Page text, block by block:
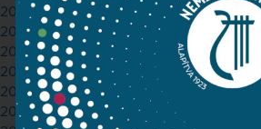
2015. május
2015. március
2015. február
2014. november
2014. október
2014. szeptember